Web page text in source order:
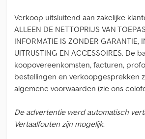
Verkoop uitsluitend aan zakelijke
ALLEEN DE NETTOPRIJS VAN
INFORMATIE IS ZONDER GARANTIE,
UITRUSTING EN ACCESSOIRES. De
koopovereenkomsten, facturen,
bestellingen en verkoopgesprekken
algemene voorwaarden (zie ons
De advertentie werd automatisch
Vertaalfouten zijn mogelijk.